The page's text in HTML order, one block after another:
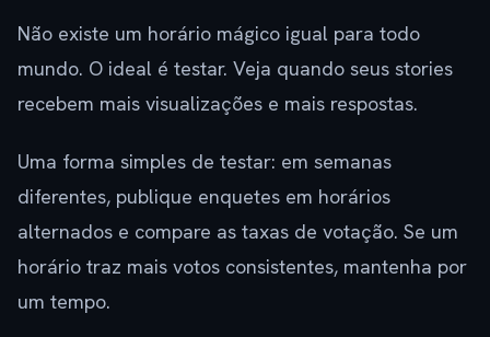
Não existe um horário mágico igual para todo
mundo. O ideal é testar. Veja quando seus stories
recebem mais visualizações e mais respostas.
Uma forma simples de testar: em semanas
diferentes, publique enquetes em horários
alternados e compare as taxas de votação. Se um
horário traz mais votos consistentes, mantenha por
um tempo.